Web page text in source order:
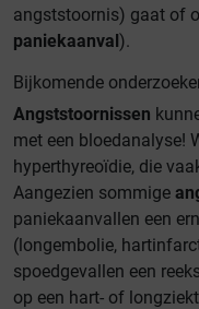
angststoornis) gaat of
paniekaanval).
Bijkomende
Angststoornissen
met een bloedanalyse!
hyperthyreoïdie, die
Aangezien sommige
paniekaanvallen een
(longembolie,
spoedgevallen een
op een hart- of